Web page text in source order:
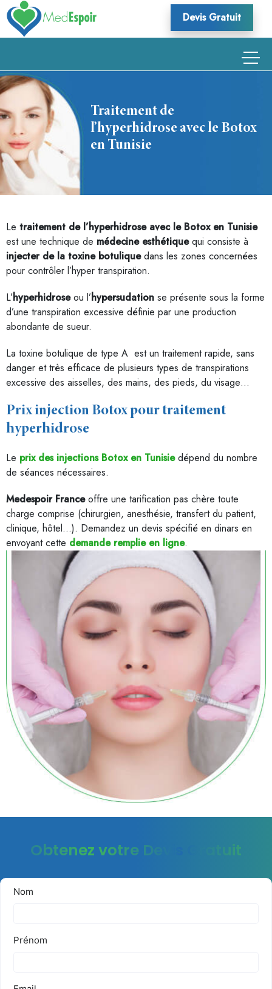
Skip
to
content
Devis Gratuit
Traitement de
l’hyperhidrose avec le Botox
en Tunisie
Le traitement de l’hyperhidrose avec le Botox en Tunisie
est une technique de médecine esthétiquequi consiste à
injecter de la toxine botuliquedans les zones concernées
pour contrôler l’hyper transpiration.
L’hyperhidroseou l’hypersudation se présente sous la forme
d’une transpiration excessive définie par une production
abondante de sueur.
La toxine botulique de type A est un traitement rapide, sans
danger et très efficace de plusieurs types de transpirations
excessive des aisselles, des mains, des pieds, du visage…
Prix injection Botox pour traitement
hyperhidrose
Le prix des injections Botox en Tunisiedépend du nombre
de séances nécessaires.
Medespoir Franceoffre une tarification pas chère toute
charge comprise (chirurgien, anesthésie, transfert du patient,
clinique, hôtel…). Demandez un devis spécifié en dinars en
envoyant cette demande remplie en ligne.
Obtenez votre Devis Gratuit